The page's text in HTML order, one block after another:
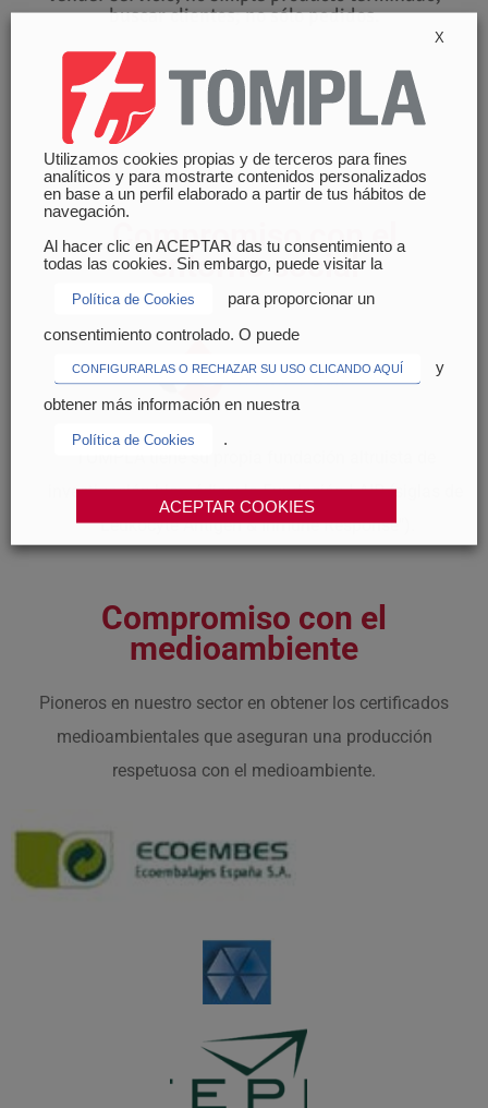
buscar clientes; no sólo pedidos.
Compromiso con el
medioambiente
Pioneros en nuestro sector en obtener los certificados
medioambientales que aseguran una producción
respetuosa con el medioambiente.
Compromiso con el
entorno social
investigación biomédica: la Fundación LAIR (siglas de
"Leukocyte Antigen & Inmune Response").
X
Utilizamos cookies propias y de terceros para fines
analíticos y para mostrarte contenidos personalizados
en base a un perfil elaborado a partir de tus hábitos de
navegación.
Al hacer clic en ACEPTAR das tu consentimiento a
todas las cookies. Sin embargo, puede visitar la
Política de Cookies para proporcionar un
consentimiento controlado. O puede
CONFIGURARLAS O RECHAZAR SU USO CLICANDO AQUÍ y
obtener más información en nuestra
Política de Cookies .
ACEPTAR COOKIES